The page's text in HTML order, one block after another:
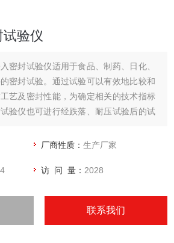
验仪
密封试验仪适用于食品、制药、日化、
密封试验。通过试验可以有效地比较和
艺及密封性能，为确定相关的技术指标
验仪也可进行经跌落、耐压试验后的试
厂商性质：生产厂家
访 问 量： 2028
联系我们